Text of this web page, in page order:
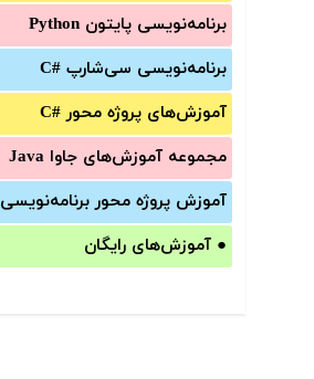
برنامه‌نویسی پایتون Python
برنامه‌‌نویسی سی‌شارپ C#‎
آموزش‌های پروژه محور #C
مجموعه آموزش‌های جاوا Java
آموزش‌ پروژه محور برنامه‌نویسی
● آموزش‌های رایگان